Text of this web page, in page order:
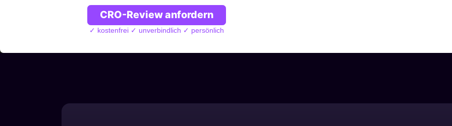
CRO-Review anfordern
✓ kostenfrei ✓ unverbindlich ✓ persönlich